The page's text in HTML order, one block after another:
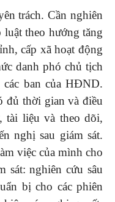
trách. Cần nghiên
theo hướng tăng
cấp xã hoạt động
danh phó chủ tịch
ban của HĐND.
đủ thời gian và điều
tài liệu và theo dõi,
nghị sau giám sát.
việc của mình cho
sát: nghiên cứu sâu
bị cho các phiên